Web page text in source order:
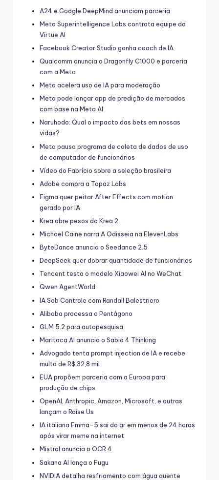
A24 e Google DeepMind anunciam parceria
Meta Superintelligence Labs contrata equipe da
Virtue AI
Facebook Creator Studio ganha coach de IA
Qualcomm anuncia o Dragonfly C1000 e parceria
com a Meta
Meta acelera uso de IA para moderação
Meta pode lançar app de predição de mercados
com base na Meta AI
Naruhodo: Qual o impacto das bets em nossas
vidas?
Meta pausa programa de coleta de dados de uso
de computador de funcionários
Vídeo do Fabrício sobre a seleção brasileira
Adobe compra a Topaz Labs
Figma quer peitar After Effects com motion
gerado por IA
Krea abre pesos do Krea 2
Michael Caine narra A Odisseia na ElevenLabs
ByteDance anuncia o Seedance 2.5
DeepSeek quer dobrar quantidade de funcionários
Tencent testa o modelo Xiaowei AI no WeChat
Qwen AgentWorld
IA Sob Controle com Randall Balestriero
Alibaba processa o Pentágono
GLM 5.2 para autopesquisa
Maritaca AI anuncia o Sabiá 4 Thinking
Advogado tenta prompt injection de IA e recebe
multa de R$ 32,8 mil
EUA propõem parceria com a Europa para
produção de chips
OpenAI, Anthropic, Amazon, Microsoft, e outras
lançam o Raise Us
IA italiana Emma-5 sai do ar em menos de 24 horas
após virar meme na internet
Mistral anuncia o OCR 4
Sakana AI lança o Fugu
NVIDIA detalha resfriamento com água quente